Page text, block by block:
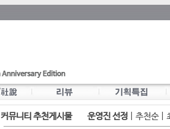
커뮤니티 추천게시물 운영진 선정 추천순|